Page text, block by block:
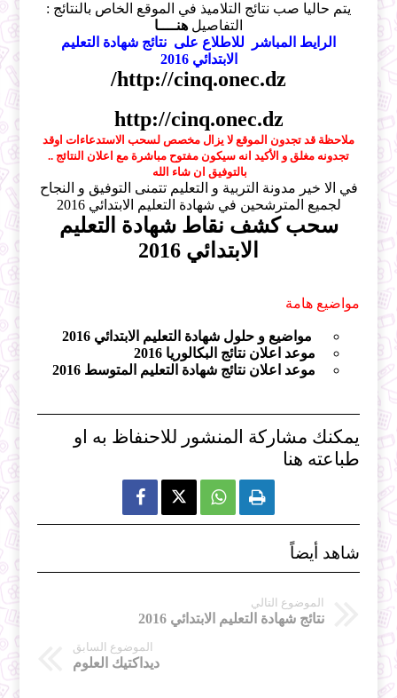
يتم حاليا صب نتائج التلاميذ في الموقع الخاص بالنتائج :
التفاصيل هنــــا
الرايط المباشر للاطلاع على نتائج شهادة التعليم
الابتدائي 2016
http://cinq.onec.dz/
http://cinq.onec.dz
ملاحظة قد تجدون الموقع لا يزال مخصص لسحب الاستدعاءات اوقد
تجدونه مغلق و الأكيد انه سيكون مفتوح مباشرة مع اعلان النتائج ..
بالتوفيق ان شاء الله
في الا خير مدونة التربية و التعليم تتمنى التوفيق و النجاح
لجميع المترشحين في شهادة التعليم الابتدائي 2016
سحب كشف نقاط شهادة التعليم
الابتدائي 2016
مواضيع هامة
مواضيع و حلول شهادة التعليم الابتدائي 2016
موعد اعلان نتائج البكالوريا 2016
موعد اعلان نتائج شهادة التعليم المتوسط 2016
يمكنك مشاركة المنشور للاحنفاظ به او
طباعته هنا
  
شاهد أيضاً
الموضوع التالي
نتائج شهادة التعليم الابتدائي 2016
الموضوع السابق
ديداكتيك العلوم